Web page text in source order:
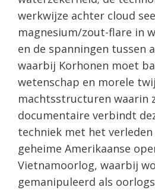
werkwijze achter cloud
magnesium/zout-flare in
en de spanningen tussen
waarbij Korhonen moet
wetenschap en morele
machtsstructuren waarin
documentaire verbindt
techniek met het
geheime Amerikaanse
Vietnamoorlog, waarbij
gemanipuleerd als